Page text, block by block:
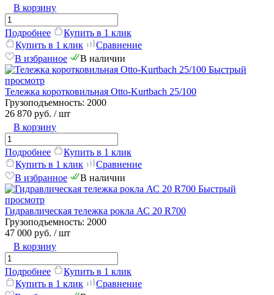
В корзину
Подробнее
Купить в 1 клик
Купить в 1 клик
Сравнение
В избранное
В наличии
Быстрый
просмотр
Тележка коротковильная Otto-Kurtbach 25/100
Грузоподъемность: 2000
26 870 руб. / шт
В корзину
Подробнее
Купить в 1 клик
Купить в 1 клик
Сравнение
В избранное
В наличии
Быстрый
просмотр
Гидравлическая тележка рокла АС 20 R700
Грузоподъемность: 2000
47 000 руб. / шт
В корзину
Подробнее
Купить в 1 клик
Купить в 1 клик
Сравнение